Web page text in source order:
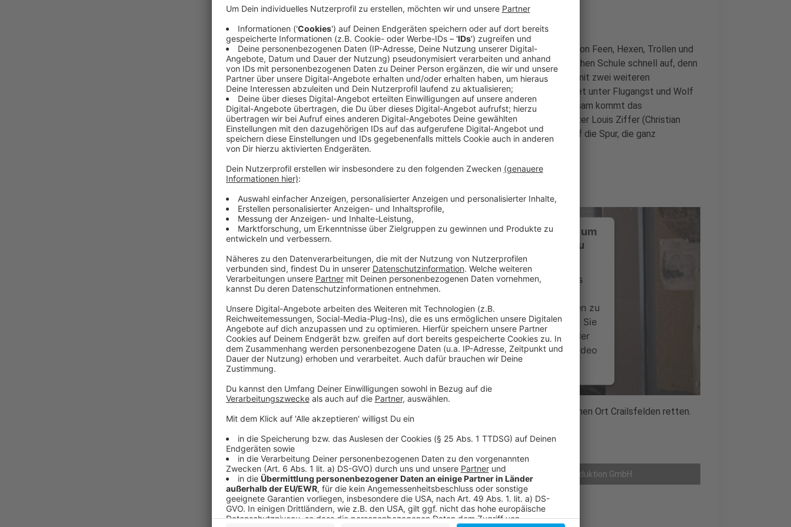
Anzeige
An der Schule und im ganzen Ort Crailsfelden wimmelt es nur so von Feen, Hexen, Trollen und
Zwergen. Doch der kleine Vampir Vlad fällt an der außergewöhnlichen Schule schnell auf, denn
er kann kein Blut sehen. Als Außenseiter freundet er sich schnell mit zwei weiteren
außergewöhnlichen Schülern an. Fee Faye (Johanna Schraml) leidet unter Flugangst und Wolf
der Werwolf (Arsseni Bultmann) hat eine Tierhaarallergie. Gemeinsam kommt das
ungewöhnliche Trio einer Verschwörung rund um dem Bürgermeister Louis Ziffer (Christian
Berkel) und seiner Sekretärin Frau Circemeyer (Sonja Gerhardt) auf die Spur, die ganz
Crailsfelden ins Unglück stürzen könnte.
Anzeige
Wir benötigen Ihre Zustimmung, um
den YouTube Video-Service zu
laden!
Wir verwenden einen Service eines
Drittanbieters, um Videoinhalte
einzubetten. Dieser Service kann Daten zu
Ihren Aktivitäten sammeln. Bitte lesen Sie
die Details durch und stimmen Sie der
Nutzung des Service zu, um dieses Video
anzusehen.
Mehr Informationen
powered byUsercentrics Consent Management
Drei außergewöhnliche Schüler einer Magierschule sollen den kleinen Ort Crailsfelden retten.
Ob ausgerechnet diese Außenseiter das schaffen können?
©Sony Pictures Entertainment Deutschland GmbH / Rat Pack Filmproduktion GmbH
Die drei Schüler sind einer Verschwörung auf der Spur.